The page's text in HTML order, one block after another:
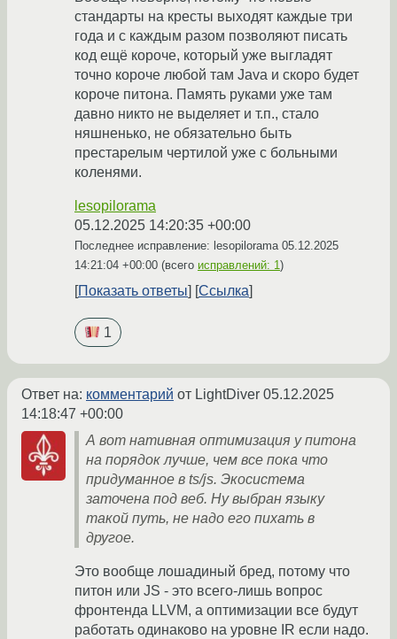
стандарты на кресты выходят каждые три
года и с каждым разом позволяют писать
код ещё короче, который уже выгладят
точно короче любой там Java и скоро будет
короче питона. Память руками уже там
давно никто не выделяет и т.п., стало
няшненько, не обязательно быть
престарелым чертилой уже с больными
коленями.
lesopilorama
05.12.2025 14:20:35 +00:00
Последнее исправление: lesopilorama 05.12.2025
14:21:04 +00:00 (всего исправлений: 1)
Показать ответы Ссылка
1
Ответ на: комментарий от LightDiver 05.12.2025
14:18:47 +00:00
А вот нативная оптимизация у питона
на порядок лучше, чем все пока что
придуманное в ts/js. Экосистема
заточена под веб. Ну выбран языку
такой путь, не надо его пихать в
другое.
Это вообще лошадиный бред, потому что
питон или JS - это всего-лишь вопрос
фронтенда LLVM, а оптимизации все будут
работать одинаково на уровне IR если надо.